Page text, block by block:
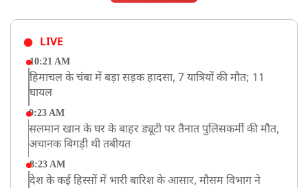
LIVE
10:21 AM
हिमाचल के चंबा में बड़ा सड़क हादसा, 7 यात्रियों की मौत; 11
घायल
9:23 AM
सलमान खान के घर के बाहर ड्यूटी पर तैनात पुलिसकर्मी की मौत,
अचानक बिगड़ी थी तबीयत
8:23 AM
देश के कई हिस्सों में भारी बारिश के आसार, मौसम विभाग ने